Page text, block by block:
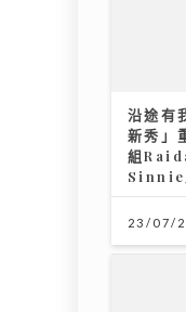
沿途有
新秀」
組
Sinnie
23/07/